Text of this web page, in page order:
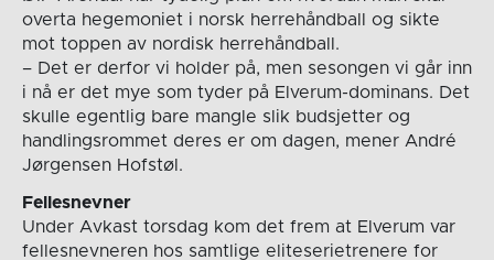
overta hegemoniet i norsk herrehåndball og sikte
mot toppen av nordisk herrehåndball.
– Det er derfor vi holder på, men sesongen vi går inn
i nå er det mye som tyder på Elverum-dominans. Det
skulle egentlig bare mangle slik budsjetter og
handlingsrommet deres er om dagen, mener André
Jørgensen Hofstøl.
Fellesnevner
Under Avkast torsdag kom det frem at Elverum var
fellesnevneren hos samtlige eliteserietrenere for